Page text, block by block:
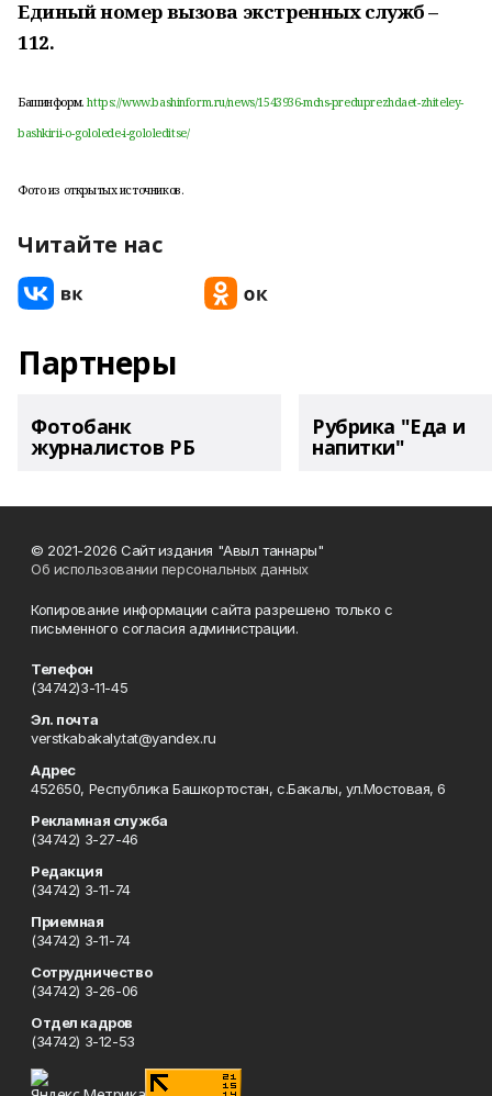
Единый номер вызова экстренных служб –
112.
Башинформ.https://www.bashinform.ru/news/1543936-mchs-preduprezhdaet-zhiteley-
bashkirii-o-gololede-i-gololeditse/
Фото из открытых источников.
Читайте нас
Партнеры
Фотобанк
журналистов РБ
Рубрика "Еда и
напитки"
© 2021-2026 Сайт издания "Авыл таннары"
Об использовании персональных данных
Копирование информации сайта разрешено только с
письменного согласия администрации.
Телефон
(34742)3-11-45
Эл. почта
verstkabakaly.tat@yandex.ru
Адрес
452650, Республика Башкортостан, с.Бакалы, ул.Мостовая, 6
Рекламная служба
(34742) 3-27-46
Редакция
(34742) 3-11-74
Приемная
(34742) 3-11-74
Сотрудничество
(34742) 3-26-06
Отдел кадров
(34742) 3-12-53